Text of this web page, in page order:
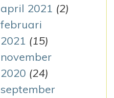
april 2021 (2)
februari
2021 (15)
november
2020 (24)
september